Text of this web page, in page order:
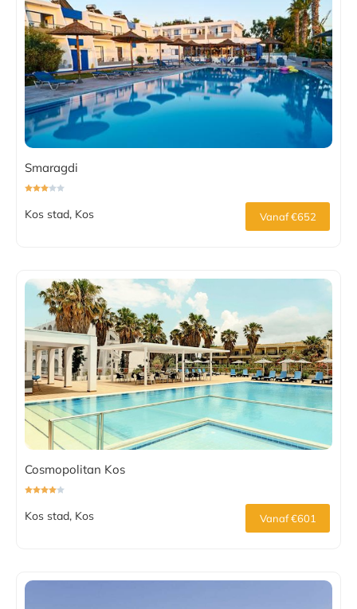
Smaragdi
Kos stad, Kos Vanaf €652
Cosmopolitan Kos
Kos stad, Kos Vanaf €601